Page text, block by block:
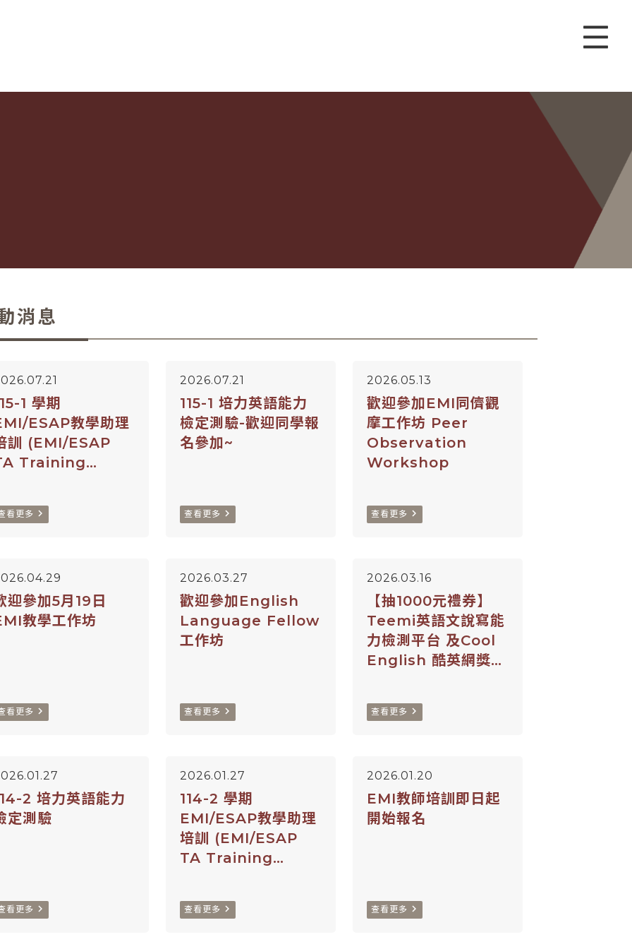
消息
1 學期
ESAP教學助理
訓 (EMI/ESAP
Training
師及同學報名參加
看更多 navigate_next
2026.07.21
115-1 培力英語能力
檢定測驗-歡迎同學報
名參加~
查看更多 navigate_next
2026.05.13
歡迎參加EMI同儕觀
摩工作坊 Peer
Observation
Workshop
查看更多 navigate_next
迎參加5月19日
教學工作坊
看更多 navigate_next
2026.03.27
歡迎參加English
Language Fellow
工作坊
查看更多 navigate_next
2026.03.16
【抽1000元禮券】
Teemi英語文說寫能
力檢測平台 及Cool
English 酷英網獎勵
查看更多 navigate_next
2 培力英語能力
定測驗
看更多 navigate_next
2026.01.27
114-2 學期
EMI/ESAP教學助理
培訓 (EMI/ESAP
TA Training
查看更多 navigate_next
2026.01.20
EMI教師培訓即日起
開始報名
查看更多 navigate_next